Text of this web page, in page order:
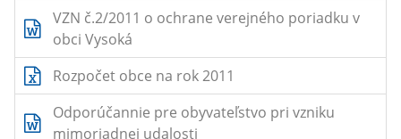
VZN č.2/2011 o ochrane verejného poriadku v
obci Vysoká
Rozpočet obce na rok 2011
Odporúčannie pre obyvateľstvo pri vzniku
mimoriadnej udalosti